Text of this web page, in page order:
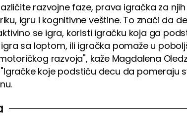
razvojne faze, prava igračka za
igru i kognitivne veštine. To znači da
se igra, koristi igračku koja ga
sa loptom, ili igračka pomaže u
razvoja", kaže Magdalena
koje podstiču decu da pomeraju